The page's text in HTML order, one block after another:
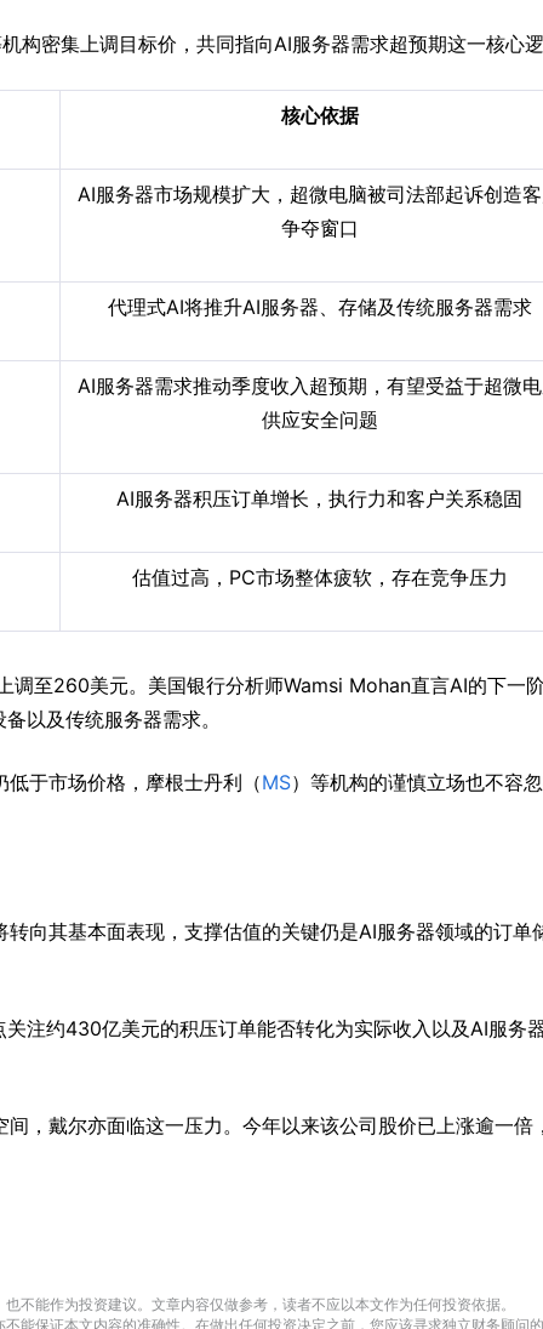
构密集上调目标价，共同指向AI服务器需求超预期这一核心逻
核心依据
AI服务器市场规模扩大，超微电脑被司法部起诉创造
争夺窗口
代理式AI将推升AI服务器、存储及传统服务器需求
AI服务器需求推动季度收入超预期，有望受益于超微
供应安全问题
AI服务器积压订单增长，执行力和客户关系稳固
估值过高，PC市场整体疲软，存在竞争压力
至260美元。美国银行分析师Wamsi Mohan直言AI的下一
以及传统服务器需求。
于市场价格，摩根士丹利（MS）等机构的谨慎立场也不容忽
向其基本面表现，支撑估值的关键仍是AI服务器领域的订单
注约430亿美元的积压订单能否转化为实际收入以及AI服务
，戴尔亦面临这一压力。今年以来该公司股价已上涨逾一倍
不能作为投资建议。文章内容仅做参考，读者不应以本文作为任何投资依据。
能保证本文内容的准确性。在做出任何投资决定之前，您应该寻求独立财务顾问